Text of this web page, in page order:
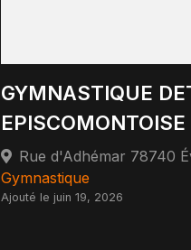
GYMNASTIQUE
EPISCOMONTOISE
Rue d'Adhémar 78740
Gymnastique
Ajouté le juin 19, 2026